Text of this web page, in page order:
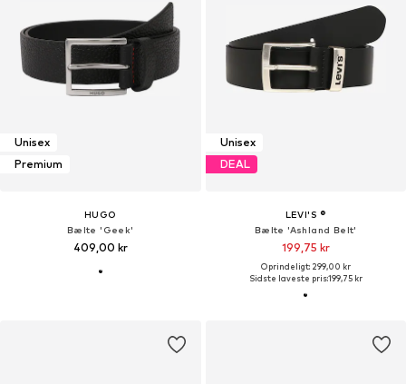
Unisex
Premium
HUGO
Bælte 'Geek'
409,00 kr
Unisex
DEAL
LEVI'S ®
Bælte 'Ashland Belt'
199,75 kr
Oprindeligt: 299,00 kr
Sidste laveste pris:199,75 kr